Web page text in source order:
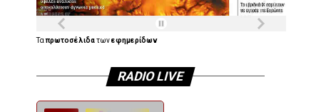
Ταπρωτοσέλιδατωνεφημερίδων
RADIO LIVE